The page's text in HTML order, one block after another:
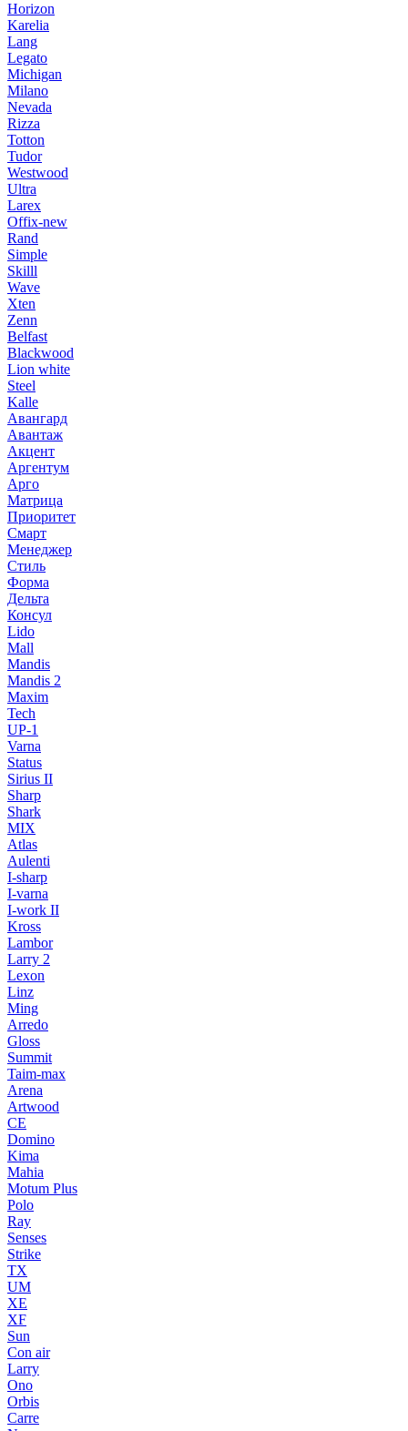
Horizon
Karelia
Lang
Legato
Michigan
Milano
Nevada
Rizza
Totton
Tudor
Westwood
Ultra
Larex
Offix-new
Rand
Simple
Skilll
Wave
Xten
Zenn
Belfast
Blackwood
Lion white
Steel
Kalle
Авангард
Авантаж
Акцент
Аргентум
Арго
Матрица
Приоритет
Смарт
Менеджер
Стиль
Форма
Дельта
Консул
Lido
Mall
Mandis
Mandis 2
Maxim
Tech
UP-1
Varna
Status
Sirius II
Sharp
Shark
MIX
Atlas
Aulenti
I-sharp
I-varna
I-work II
Kross
Lambor
Larry 2
Lexon
Linz
Ming
Arredo
Gloss
Summit
Taim-max
Arena
Artwood
CE
Domino
Kima
Mahia
Motum Plus
Polo
Ray
Senses
Strike
TX
UM
XE
XF
Sun
Con air
Larry
Ono
Orbis
Carre